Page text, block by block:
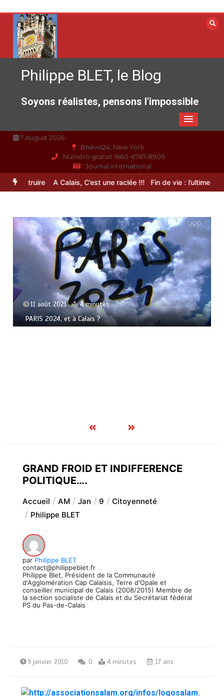
contenu
Philippe BLET, le Blog
Soyons réalistes, pensons l'impossible
7 August 2026
Bnews24, New York
Numéro gratuit 1660-6767-8909
Journal international
A Calais, C’est une raclée !!! Fin de vie : l’ultime
11 août 2021 4 minutes
PARIS 2024, et à Calais ?
GRAND FROID ET INDIFFERENCE
POLITIQUE….
Accueil AM Jan 9
Citoyenneté
Philippe BLET
par Philippe BLET
contact@philippeblet.fr
Philippe Blet, Président de la Communauté
d'Agglomération Cap Calaisis, Terre d'Opale et
conseiller municipal de Calais (2008/2015) Membre de
la section socialiste de Calais et du Secrétariat fédéral
PS du Pas-de-Calais
9 janvier 2010 0 4 minutes 17 ans